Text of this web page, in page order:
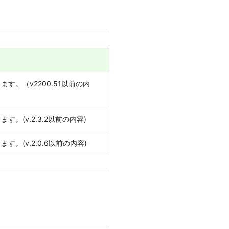
す。（v2200.51以前の内
す。(v.2.3.2以前の内容)
す。(v.2.0.6以前の内容)